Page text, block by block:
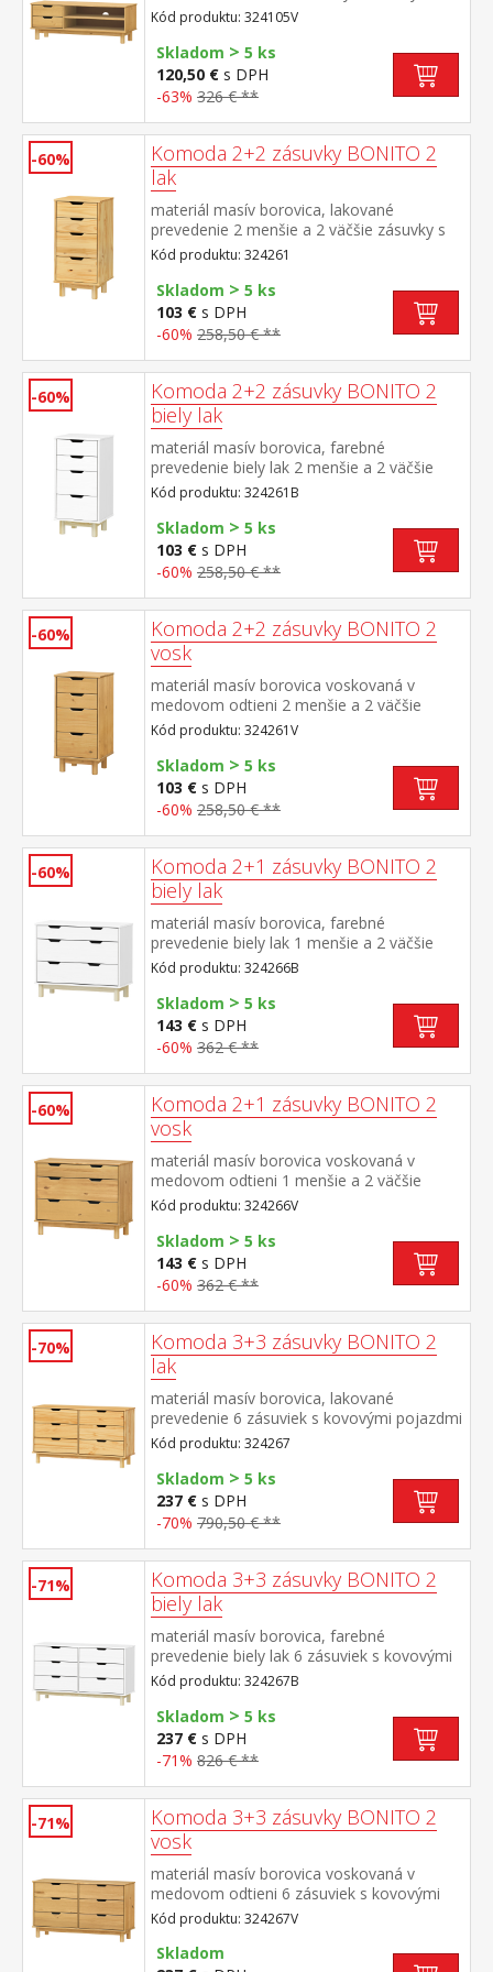
pojazdmi, 1 polica otvor na pretiahnutie
káblov
Kód produktu: 324105V
Skladom > 5 ks
120,50 € s DPH
-63% 326 € **
-60%
Komoda 2+2 zásuvky BONITO 2
lak
materiál masív borovica, lakované
prevedenie 2 menšie a 2 väčšie zásuvky s
kovovými pojazdmi
Kód produktu: 324261
Skladom > 5 ks
103 € s DPH
-60% 258,50 € **
-60%
Komoda 2+2 zásuvky BONITO 2
biely lak
materiál masív borovica, farebné
prevedenie biely lak 2 menšie a 2 väčšie
zásuvky s kovovými pojazdmi
Kód produktu: 324261B
Skladom > 5 ks
103 € s DPH
-60% 258,50 € **
-60%
Komoda 2+2 zásuvky BONITO 2
vosk
materiál masív borovica voskovaná v
medovom odtieni 2 menšie a 2 väčšie
zásuvky s kovovými pojazdmi
Kód produktu: 324261V
Skladom > 5 ks
103 € s DPH
-60% 258,50 € **
-60%
Komoda 2+1 zásuvky BONITO 2
biely lak
materiál masív borovica, farebné
prevedenie biely lak 1 menšie a 2 väčšie
zásuvky s kovovými pojazdmi
Kód produktu: 324266B
Skladom > 5 ks
143 € s DPH
-60% 362 € **
-60%
Komoda 2+1 zásuvky BONITO 2
vosk
materiál masív borovica voskovaná v
medovom odtieni 1 menšie a 2 väčšie
zásuvky s kovovými pojazdmi
Kód produktu: 324266V
Skladom > 5 ks
143 € s DPH
-60% 362 € **
-70%
Komoda 3+3 zásuvky BONITO 2
lak
materiál masív borovica, lakované
prevedenie 6 zásuviek s kovovými pojazdmi
Kód produktu: 324267
Skladom > 5 ks
237 € s DPH
-70% 790,50 € **
-71%
Komoda 3+3 zásuvky BONITO 2
biely lak
materiál masív borovica, farebné
prevedenie biely lak 6 zásuviek s kovovými
pojazdmi
Kód produktu: 324267B
Skladom > 5 ks
237 € s DPH
-71% 826 € **
-71%
Komoda 3+3 zásuvky BONITO 2
vosk
materiál masív borovica voskovaná v
medovom odtieni 6 zásuviek s kovovými
pojazdmi
Kód produktu: 324267V
Skladom